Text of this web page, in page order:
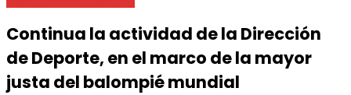
Continua la actividad de la Dirección
de Deporte, en el marco de la mayor
justa del balompié mundial